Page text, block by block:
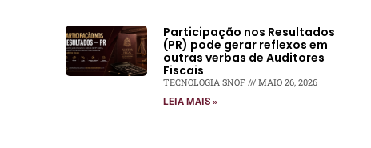
Participação nos Resultados
(PR) pode gerar reflexos em
outras verbas de Auditores
Fiscais
TECNOLOGIA SNOF MAIO 26, 2026
LEIA MAIS »